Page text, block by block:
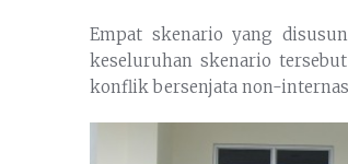
Empat skenario yang
keseluruhan skenario
konflik bersenjata non-